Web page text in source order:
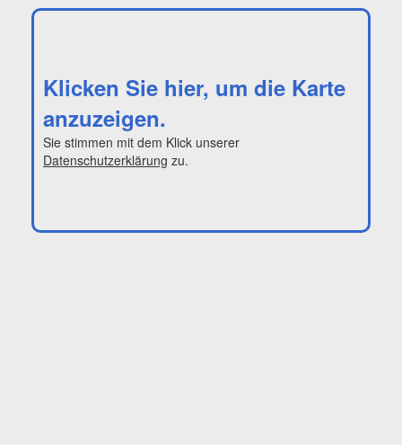
Klicken Sie hier, um die Karte
anzuzeigen.
Sie stimmen mit dem Klick unserer
Datenschutzerklärung zu.